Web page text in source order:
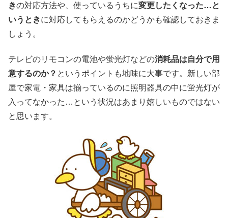
きの対応方法や、使っているうちに変更したくなった…と
いうときに対応してもらえるのかどうかも確認しておきま
しょう。
テレビのリモコンの電池や蛍光灯などの消耗品は自分で用
意するのか？ というポイントも地味に大事です。新しい部
屋で家電・家具は揃っているのに照明器具の中に蛍光灯が
入ってなかった…という状況はあまり嬉しいものではない
と思います。